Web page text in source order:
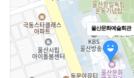
울산문화예술회관